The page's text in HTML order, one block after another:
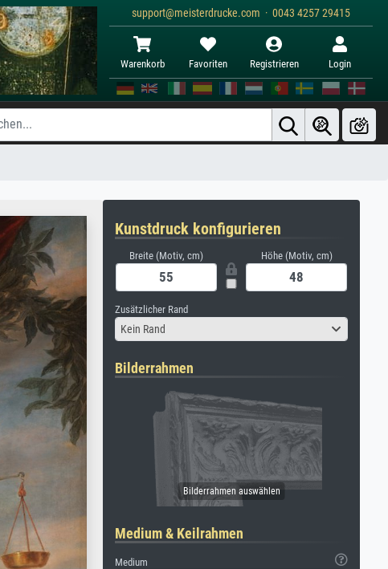
support@meisterdrucke.com · 0043 4257 29415
Warenkorb Favoriten Registrieren Login
Kunstdruck konfigurieren
Breite (Motiv, cm) Höhe (Motiv, cm)
Zusätzlicher Rand
Kein Rand
Bilderrahmen
Medium & Keilrahmen
Medium